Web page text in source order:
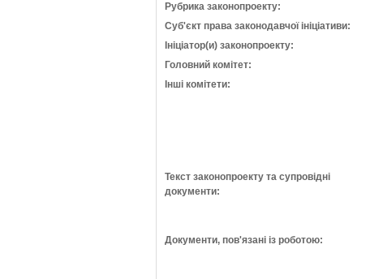
Рубрика законопроекту:
Суб'єкт права законодавчої ініціативи:
Ініціатор(и) законопроекту:
Головний комітет:
Інші комітети:
Текст законопроекту та супровідні
документи:
Документи, пов'язані із роботою: